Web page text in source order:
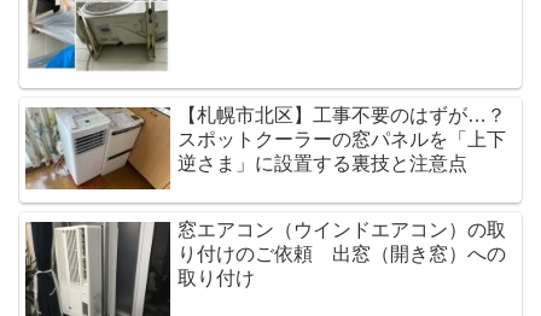
【札幌市北区】工事不要のはずが…？
スポットクーラーの窓パネルを「上下
逆さま」に設置する裏技と注意点
窓エアコン（ウインドエアコン）の取
り付けのご依頼 出窓（開き窓）への
取り付け